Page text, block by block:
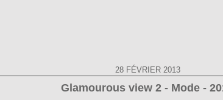
28 FÉVRIER 2013
Glamourous view 2 - Mode -